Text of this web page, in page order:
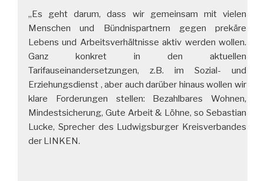
„Es geht darum, dass wir gemeinsam mit vielen
Menschen und Bündnispartnern gegen prekäre
Lebens und Arbeitsverhältnisse aktiv werden wollen.
Ganz konkret in den aktuellen
Tarifauseinandersetzungen, z.B. im Sozial- und
Erziehungsdienst , aber auch darüber hinaus wollen wir
klare Forderungen stellen: Bezahlbares Wohnen,
Mindestsicherung, Gute Arbeit & Löhne, so Sebastian
Lucke, Sprecher des Ludwigsburger Kreisverbandes
der LINKEN.